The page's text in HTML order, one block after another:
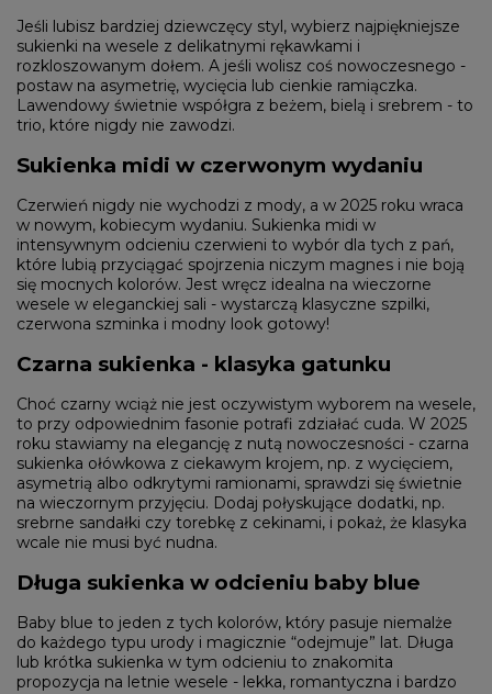
Jeśli lubisz bardziej dziewczęcy styl, wybierz najpiękniejsze
sukienki na wesele z delikatnymi rękawkami i
rozkloszowanym dołem. A jeśli wolisz coś nowoczesnego -
postaw na asymetrię, wycięcia lub cienkie ramiączka.
Lawendowy świetnie współgra z beżem, bielą i srebrem - to
trio, które nigdy nie zawodzi.
Sukienka midi w czerwonym wydaniu
Czerwień nigdy nie wychodzi z mody, a w 2025 roku wraca
w nowym, kobiecym wydaniu. Sukienka midi w
intensywnym odcieniu czerwieni to wybór dla tych z pań,
które lubią przyciągać spojrzenia niczym magnes i nie boją
się mocnych kolorów. Jest wręcz idealna na wieczorne
wesele w eleganckiej sali - wystarczą klasyczne szpilki,
czerwona szminka i modny look gotowy!
Czarna sukienka - klasyka gatunku
Choć czarny wciąż nie jest oczywistym wyborem na wesele,
to przy odpowiednim fasonie potrafi zdziałać cuda. W 2025
roku stawiamy na elegancję z nutą nowoczesności - czarna
sukienka ołówkowa z ciekawym krojem, np. z wycięciem,
asymetrią albo odkrytymi ramionami, sprawdzi się świetnie
na wieczornym przyjęciu. Dodaj połyskujące dodatki, np.
srebrne sandałki czy torebkę z cekinami, i pokaż, że klasyka
wcale nie musi być nudna.
Długa sukienka w odcieniu baby blue
Baby blue to jeden z tych kolorów, który pasuje niemalże
do każdego typu urody i magicznie “odejmuje” lat. Długa
lub krótka sukienka w tym odcieniu to znakomita
propozycja na letnie wesele - lekka, romantyczna i bardzo